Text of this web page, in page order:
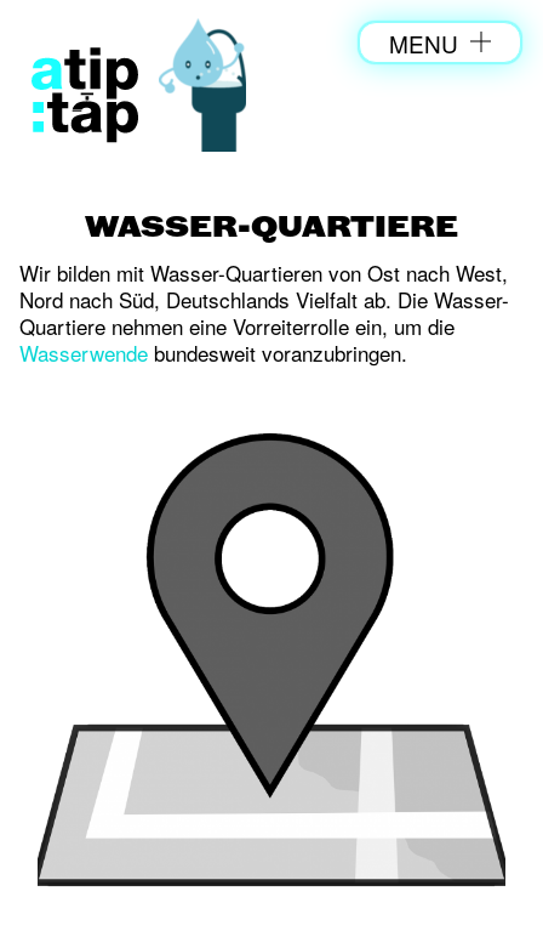
MENU
WASSER-QUARTIERE
Wir bilden mit Wasser-Quartieren von Ost nach West,
Nord nach Süd, Deutschlands Vielfalt ab. Die Wasser-
Quartiere nehmen eine Vorreiterrolle ein, um die
Wasserwendebundesweit voranzubringen.